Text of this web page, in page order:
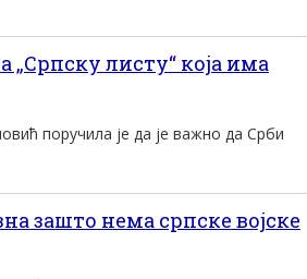
листу“ која има
поручила је да је важно да Срби
зашто нема српске војске